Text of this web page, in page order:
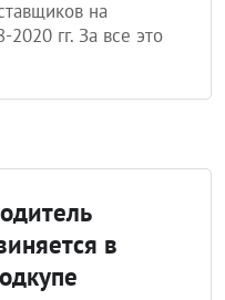
на
гг. За все это
в